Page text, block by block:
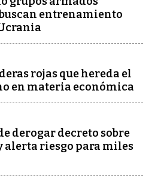
entrenamiento
rojas que hereda el
en materia económica
derogar decreto sobre
alerta riesgo para miles